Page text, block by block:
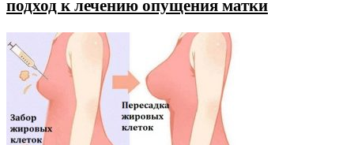
подход к лечению опущения матки